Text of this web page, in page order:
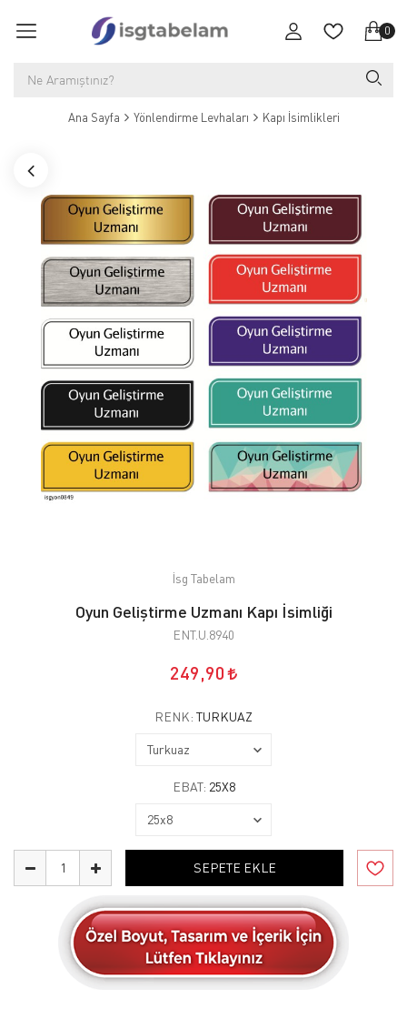
0
Ana Sayfa Yönlendirme Levhaları Kapı İsimlikleri
İsg Tabelam
Oyun Geliştirme Uzmanı Kapı İsimliği
ENT.U.8940
249,90
RENK: TURKUAZ
EBAT: 25X8
SEPETE EKLE